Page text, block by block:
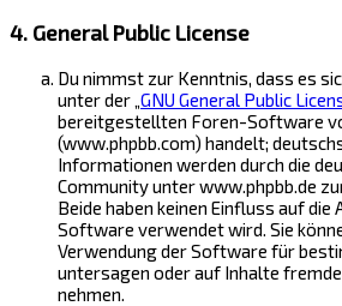
4. General Public License
Du nimmst zur Kenntnis, dass es
unter der „GNU General Public
bereitgestellten Foren-Software
(www.phpbb.com) handelt;
Informationen werden durch die
Community unter www.phpbb.de
Beide haben keinen Einfluss auf die
Software verwendet wird. Sie
Verwendung der Software für
untersagen oder auf Inhalte
nehmen.